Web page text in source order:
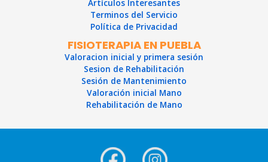
Artículos Interesantes
Terminos del Servicio
Política de Privacidad
FISIOTERAPIA EN PUEBLA
Valoracion inicial y primera sesión
Sesion de Rehabilitación
Sesión de Mantenimiento
Valoración inicial Mano
Rehabilitación de Mano